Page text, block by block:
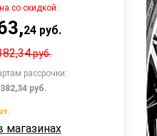
со скидкой:
,24руб.
руб.
рассрочки:
382,34 руб.
В корзину
магазинах